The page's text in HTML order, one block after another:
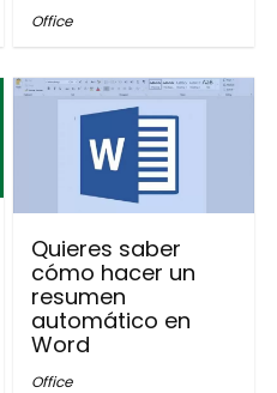
Office
Quieres saber
cómo hacer un
resumen
automático en
Word
Office